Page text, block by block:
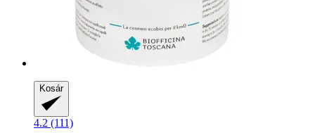
Kosár
4.2 (111)